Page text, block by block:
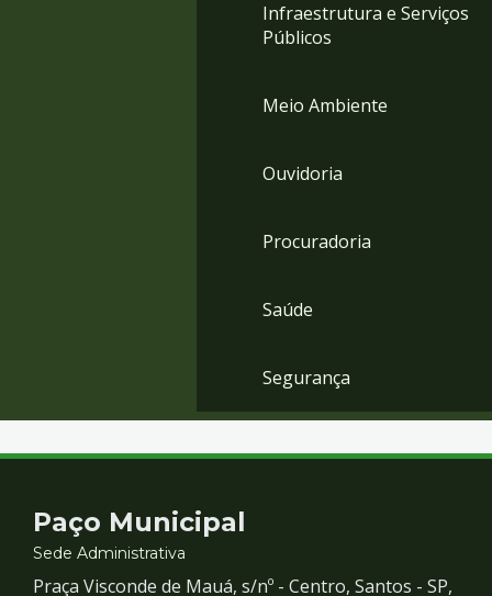
Infraestrutura e Serviços
Públicos
Meio Ambiente
Ouvidoria
Procuradoria
Saúde
Segurança
Contato
e
Paço Municipal
Sede Administrativa
Praça Visconde de Mauá, s/nº - Centro, Santos - SP,